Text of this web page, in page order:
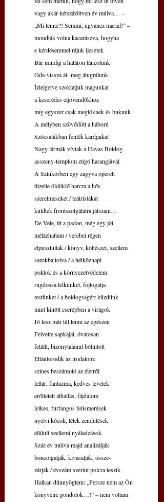
vagy akár kétszázötven év múlva… –
„Mi lenne?! Semmi, ugyanez marad!” –
mondták volna kacarászva, hogyha
e kérdésemmel rájuk ijesztek
Bár mindig a határon táncolunk
Oda-vissza át- meg átugrálunk
Ízlelgetve szoktatjuk magunkat
a keserédes eljövendőkhöz
míg egyszer csak meglöknek és bukunk
A mélyben szövődött a háború
Szócsatákban fenték kardjaikat
Nagy lármák vívtak a Havas Boldog-
asszony-templom zúgó harangjával
A Színkörben egy zagyva operett
tüzelte öldöklő harcra a hős
szerelmeseket / teátristákat
küldtek frontszolgálatra játszani…
De Vele, itt a padon, még egy jót
mélázhattam / verebei régen
elpusztultak / könyv, költészet, szellem
sarokba tolva / a hétköznapi
poklok és a környezetvédelem
rugdossa lelkünket, fojtogatja
testünket / a boldogságért küzdünk
mint kinőtt cserépben a virágok
Jó lesz már túl lenni az egészen
Felvette sapkáját, óvatosan
felállt, bizonytalanul bólintott
Eltántorodik az irodalom:
színes beszámoló az életről
leltár, fantazma, kedves levelek
erőltetett áthallás, fájdalom
lelkes, furfangos felismerések
nyelvi kócok, lélek zendülések
ellilult szellemi nyáladzások
Száz év múlva majd analizálják
boncolgatják, kivasalják, össze-
zárják / évszám szerint polcra teszik
Halkan dünnyögtem: „Persze nem az Ön
könyveire gondolok…!” – nem voltam